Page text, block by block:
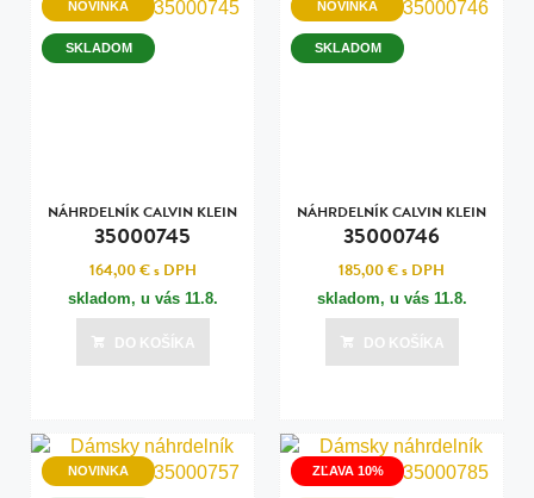
NOVINKA
SKLADOM
NÁHRDELNÍK CALVIN KLEIN
35000745
164,00 €s DPH
skladom, u vás 11.8.
DO KOŠÍKA
NOVINKA
SKLADOM
NÁHRDELNÍK CALVIN KLEIN
35000746
185,00 €s DPH
skladom, u vás 11.8.
DO KOŠÍKA
NOVINKA ZĽAVA 10%